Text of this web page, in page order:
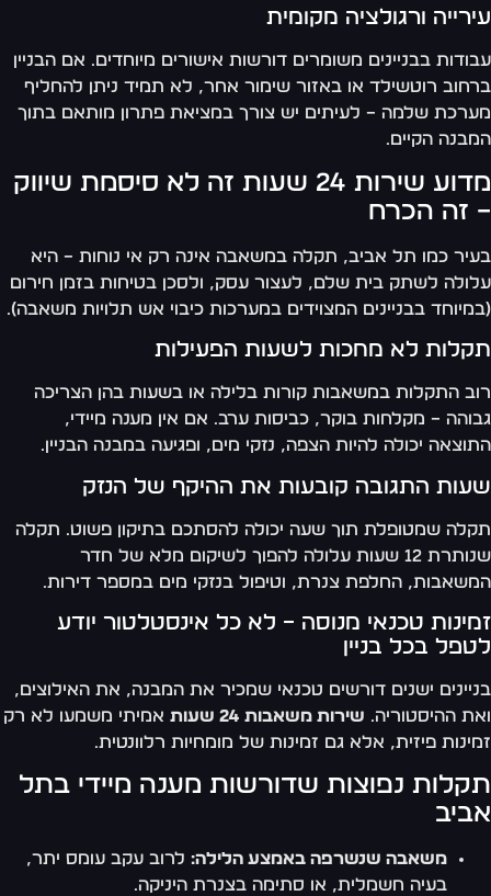
ורגולציה מקומית
בבניינים משומרים דורשות אישורים מיוחדים. אם הבניין
רוטשילד או באזור שימור אחר, לא תמיד ניתן להחליף
שלמה – לעיתים יש צורך במציאת פתרון מותאם בתוך
הקיים.
מדוע שירות 24 שעות זה לא סיסמת שיווק
זה הכרח
כמו תל אביב, תקלה במשאבה אינה רק אי נוחות – היא
לשתק בית שלם, לעצור עסק, ולסכן בטיחות בזמן חירום
בבניינים המצוידים במערכות כיבוי אש תלויות משאבה).
לא מחכות לשעות הפעילות
התקלות במשאבות קורות בלילה או בשעות בהן הצריכה
– מקלחות בוקר, כביסות ערב. אם אין מענה מיידי,
יכולה להיות הצפה, נזקי מים, ופגיעה במבנה הבניין.
התגובה קובעות את ההיקף של הנזק
שמטופלת תוך שעה יכולה להסתכם בתיקון פשוט. תקלה
שנותרת 12 שעות עלולה להפוך לשיקום מלא של חדר
החלפת צנרת, וטיפול בנזקי מים במספר דירות.
טכנאי מנוסה – לא כל אינסטלטור יודע
בכל בניין
ישנים דורשים טכנאי שמכיר את המבנה, את האילוצים,
ההיסטוריה.שירות משאבות 24 שעות
אמיתי משמעו לא רק
פיזית, אלא גם זמינות של מומחיות רלוונטית.
נפוצות שדורשות מענה מיידי בתל
משאבה שנשרפה באמצע הלילה:לרוב עקב עומס יתר,
בעיה חשמלית, או סתימה בצנרת היניקה.